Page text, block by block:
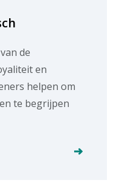
de
en
helpen om
te begrijpen